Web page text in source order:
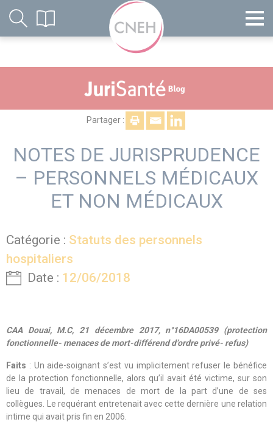
Partager :
NOTES DE JURISPRUDENCE
– PERSONNELS MÉDICAUX
ET NON MÉDICAUX
Catégorie : Statuts des personnels
hospitaliers
Date : 12/06/2018
CAA Douai, M.C, 21 décembre 2017, n°16DA00539 (protection
fonctionnelle- menaces de mort-différend d’ordre privé- refus)
Faits : Un aide-soignant s’est vu implicitement refuser le bénéfice
de la protection fonctionnelle, alors qu’il avait été victime, sur son
lieu de travail, de menaces de mort de la part d’une de ses
collègues. Le requérant entretenait avec cette dernière une relation
intime qui avait pris fin en 2006.